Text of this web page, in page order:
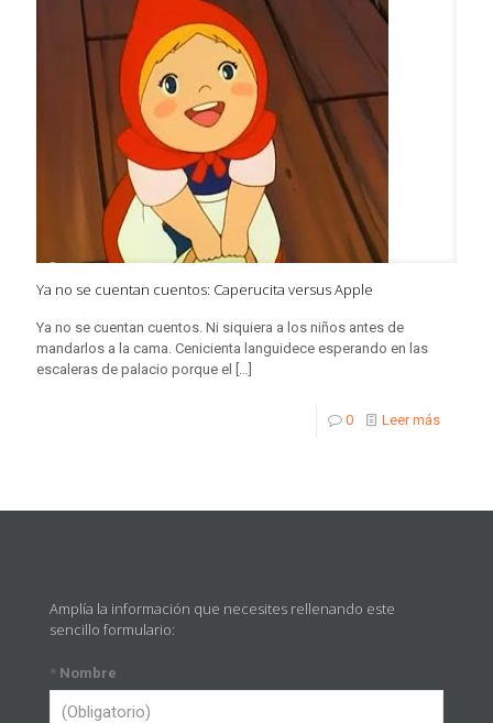
Ya no se cuentan cuentos: Caperucita versus Apple
Ya no se cuentan cuentos. Ni siquiera a los niños antes de
mandarlos a la cama. Cenicienta languidece esperando en las
escaleras de palacio porque el
[…]
0 Leer más
Amplía la información que necesites rellenando este
sencillo formulario:
* Nombre